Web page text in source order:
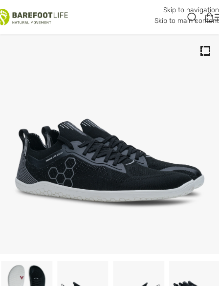
Skip to navigation
Skip to main content
20% -